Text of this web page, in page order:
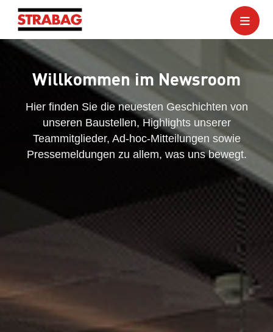
Willkommen im Newsroom
Hier finden Sie die neuesten Geschichten von
unseren Baustellen, Highlights unserer
Teammitglieder, Ad-hoc-Mitteilungen sowie
Pressemeldungen zu allem, was uns bewegt.